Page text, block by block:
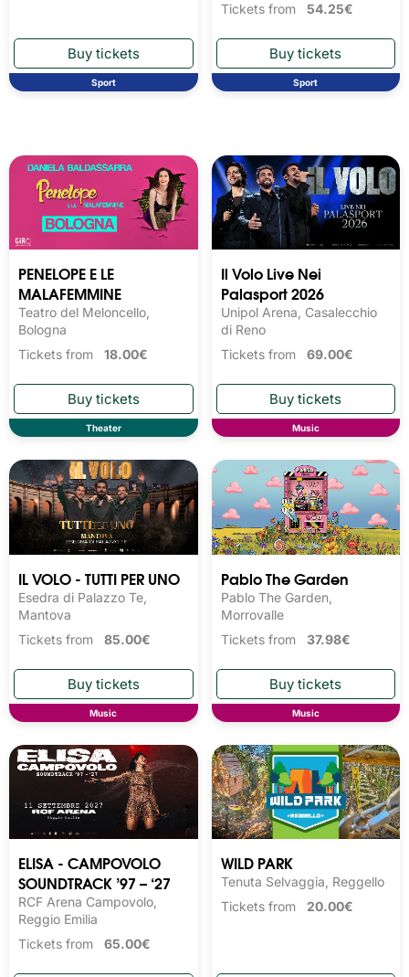
Sport
Tickets from 54.25€
Sport
PENELOPE E LE
MALAFEMMINE
Teatro del Meloncello,
Bologna
Tickets from 18.00€
Theater
Il Volo Live Nei
Palasport 2026
Unipol Arena, Casalecchio
di Reno
Tickets from 69.00€
Music
IL VOLO - TUTTI PER UNO
Esedra di Palazzo Te,
Mantova
Tickets from 85.00€
Music
Pablo The Garden
Pablo The Garden,
Morrovalle
Tickets from 37.98€
Music
ELISA - CAMPOVOLO
SOUNDTRACK ’97 – ‘27
RCF Arena Campovolo,
Reggio Emilia
Tickets from 65.00€
WILD PARK
Tenuta Selvaggia, Reggello
Tickets from 20.00€